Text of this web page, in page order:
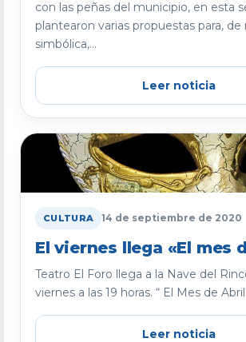
con las peñas del municipio, en esta
plantearon varias propuestas para, de
simbólica,...
Leer noticia
CULTURA 14 de septiembre de 2020
El viernes llega «El mes
Teatro El Foro llega a la Nave del
viernes a las 19 horas. “ El Mes de
Leer noticia